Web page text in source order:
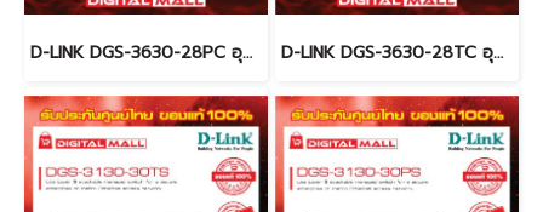
D-LINK DGS-3630-28PC อุปกรณ์ขยายสัญญาณ (Switch) D-LINK DGS-3630-28TC อุปกรณ์ขยายสัญญาณ (Switch)